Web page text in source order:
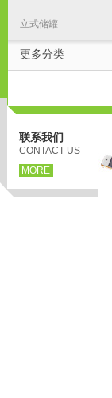
立式储罐
更多分类
联系我们
CONTACT US
MORE